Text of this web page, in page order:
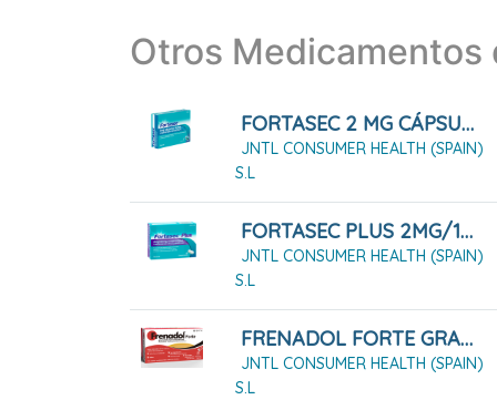
Otros
FORTASEC 2 MG CÁPSULAS DURAS, 10 CÁPSULAS
JNTL CONSUMER HEALTH (SPAIN)
S.L
FORTASEC PLUS 2MG/125MG COMPRIMIDOS, 12 COMPRIMIDOS
JNTL CONSUMER HEALTH (SPAIN)
S.L
FRENADOL FORTE GRANULADO PARA SOLUCION ORAL , 10 SOBRES
JNTL CONSUMER HEALTH (SPAIN)
S.L